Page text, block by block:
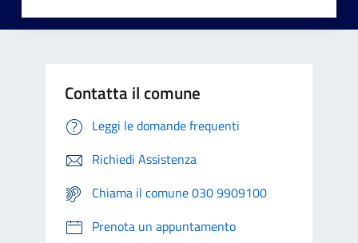
Contatta il comune
Leggi le domande frequenti
Richiedi Assistenza
Chiama il comune 030 9909100
Prenota un appuntamento